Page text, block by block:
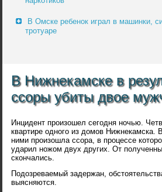
В Омске ребенок играл в машинки,
тротуаре
В Нижнекамске в
ссоры убиты двое
Инцидент произошел сегодня ночью.
квартире одного из домов Нижнекамска.
ними произошла ссора, в процессе
ударил ножом двух других. От
скончались.
Подозреваемый задержан,
выясняются.